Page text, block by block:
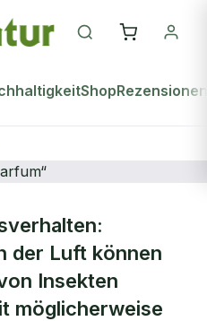
ShopRezensionen
Parfum“
der Luft können
Insekten
möglicherweise